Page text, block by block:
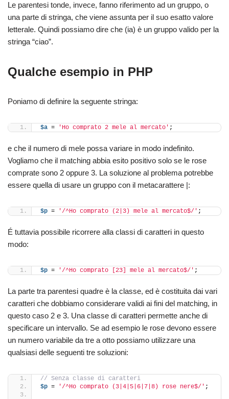
Le parentesi tonde, invece, fanno riferimento ad un gruppo, o
una parte di stringa, che viene assunta per il suo esatto valore
letterale. Quindi possiamo dire che (ia) è un gruppo valido per la
stringa “ciao”.
Qualche esempio in PHP
Poniamo di definire la seguente stringa:
$a = 'Ho comprato 2 mele al mercato' ;
e che il numero di mele possa variare in modo indefinito.
Vogliamo che il matching abbia esito positivo solo se le rose
comprate sono 2 oppure 3. La soluzione al problema potrebbe
essere quella di usare un gruppo con il metacarattere |:
$p = '/^Ho comprato (2|3) mele al mercato$/' ;
É tuttavia possibile ricorrere alla classi di caratteri in questo
modo:
$p = '/^Ho comprato [23] mele al mercato$/' ;
La parte tra parentesi quadre è la classe, ed è costituita dai vari
caratteri che dobbiamo considerare validi ai fini del matching, in
questo caso 2 e 3. Una classe di caratteri permette anche di
specificare un intervallo. Se ad esempio le rose devono essere
un numero variabile da tre a otto possiamo utilizzare una
qualsiasi delle seguenti tre soluzioni:
// Senza classe di caratteri
$p = '/^Ho comprato (3|4|5|6|7|8) rose nere$/' ;